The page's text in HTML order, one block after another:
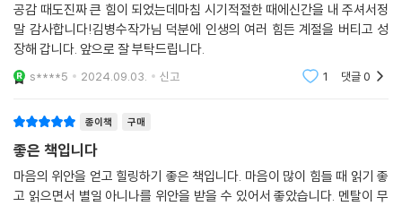
공감 때도진짜 큰 힘이 되었는데마침 시기적절한 때에신간을 내 주셔서정
말 감사합니다!김병수작가님 덕분에 인생의 여러 힘든 계절을 버티고 성
장해 갑니다. 앞으로 잘 부탁드립니다.
s****5 2024.09.03. 신고 1 댓글0
종이책 구매
좋은 책입니다
마음의 위안을 얻고 힐링하기 좋은 책입니다. 마음이 많이 힘들 때 읽기 좋
고 읽으면서 별일 아니나를 위안을 받을 수 있어서 좋았습니다. 멘탈이 무